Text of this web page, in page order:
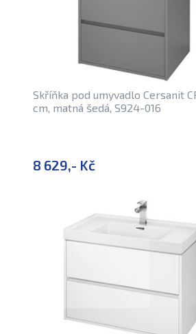
Skříňka pod umyvadlo Cersanit
cm, matná šedá, S924-016
8 629,- Kč